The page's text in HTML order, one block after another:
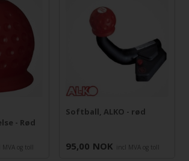
- Rød
MVA og toll
Softball, ALKO - rød
95,00 NOK incl MVA og toll